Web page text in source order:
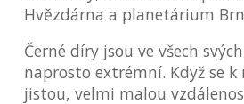
Hvězdárna a planetárium
Černé díry jsou ve všech
naprosto extrémní. Když se
jistou, velmi malou